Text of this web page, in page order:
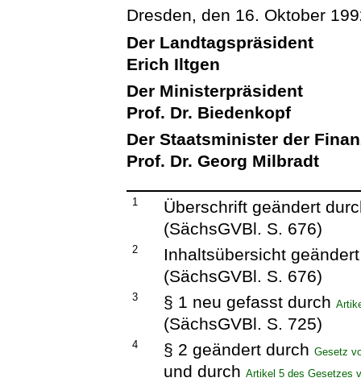
Dresden, den 16. Oktober
Der Landtagspräsident
Erich Iltgen
Der Ministerpräsident
Prof. Dr. Biedenkopf
Der Staatsminister der
Prof. Dr. Georg Milbradt
1
Überschrift geändert
(SächsGVBl. S. 676)
2
Inhaltsübersicht
(SächsGVBl. S. 676)
3 § 1 neu gefasst durch
(SächsGVBl. S. 725)
4 § 2 geändert durchGesetz
und durchArtikel 5 des Gesetzes